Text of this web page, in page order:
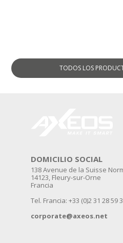
TODOS LOS
DOMICILIO SOCIAL
138 Avenue de la Suisse
14123, Fleury-sur-Orne
Francia
Tel. Francia: +33 (0)2 31 28 59
corporate@axeos.net